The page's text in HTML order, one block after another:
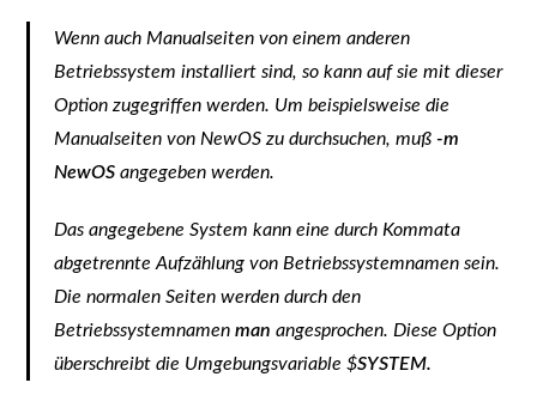
Wenn auch Manualseiten von einem anderen
Betriebssystem installiert sind, so kann auf sie mit dieser
Option zugegriffen werden. Um beispielsweise die
Manualseiten von NewOS zu durchsuchen, muß -m
NewOS angegeben werden.
Das angegebeneSystem kann eine durch Kommata
abgetrennte Aufzählung von Betriebssystemnamen sein.
Die normalen Seiten werden durch den
Betriebssystemnamenman angesprochen. Diese Option
überschreibt die Umgebungsvariable $SYSTEM.